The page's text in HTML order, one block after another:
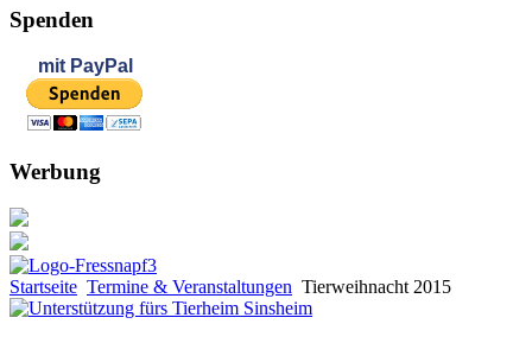
Spenden
mit PayPal
Werbung
Startseite Termine & Veranstaltungen Tierweihnacht 2015